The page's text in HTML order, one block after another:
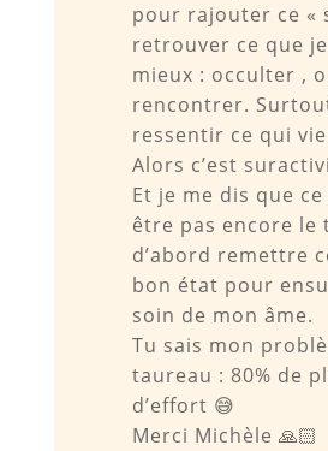
pour rajouter ce «
retrouver ce que
mieux : occulter ,
rencontrer.
ressentir ce qui
Alors c’est
Et je me dis que
être pas encore le
d’abord remettre
bon état pour
soin de mon âme.
Tu sais mon
taureau : 80% de
d’effort 😅
Merci Michèle 🙏🏻